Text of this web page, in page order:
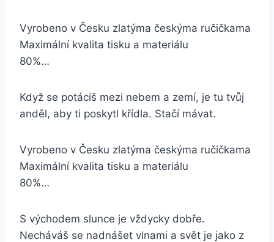
Vyrobeno v Česku zlatýma českýma ručičkama
Maximální kvalita tisku a materiálu
80%…
Když se potácíš mezi nebem a zemí, je tu tvůj
anděl, aby ti poskytl křídla. Stačí mávat.
Vyrobeno v Česku zlatýma českýma ručičkama
Maximální kvalita tisku a materiálu
80%…
S východem slunce je vždycky dobře.
Necháváš se nadnášet vlnami a svět je jako z